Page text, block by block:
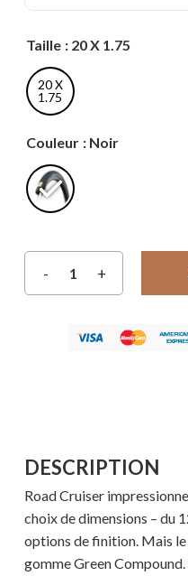
Taille : 20 X 1.75
20 X
1.75
Couleur : Noir
DESCRIPTION
Road Cruiser
choix de dimensions – du
options de finition. Mais
gomme Green